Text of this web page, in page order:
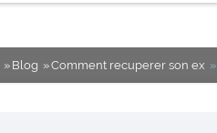
Blog Comment recuperer son ex